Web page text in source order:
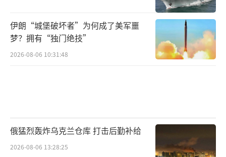
伊朗“城堡破坏者”为何成了美军噩
梦？拥有“独门绝技”
2026-08-06 10:31:48
俄猛烈轰炸乌克兰仓库 打击后勤补给
2026-08-06 13:28:25